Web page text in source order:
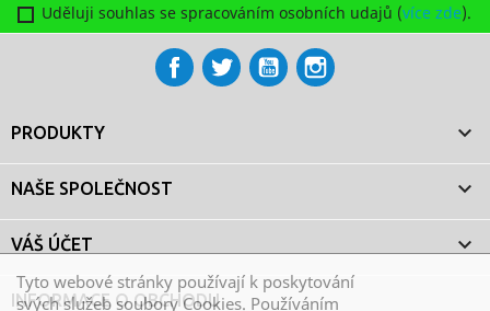
Tyto webové stránky používají k poskytování
svých služeb soubory Cookies. Používáním
Uděluji souhlas se spracováním osobních udajů (více zde).
FacebookTwitterYouTube
PRODUKTY 
NAŠE SPOLEČNOST 
VÁŠ ÚČET 
INFORMACE O OBCHODU